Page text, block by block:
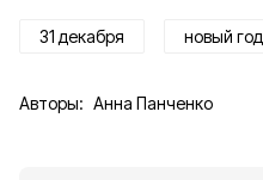
31 декабря новый год
Авторы: Анна Панченко